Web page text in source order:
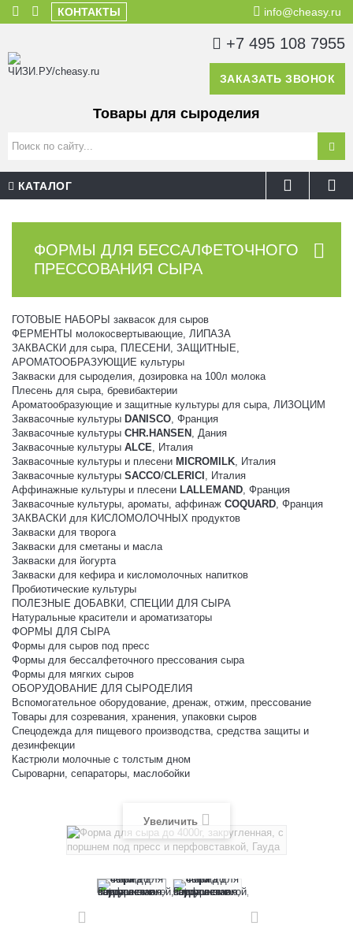
КОНТАКТЫ info@cheasy.ru
+7 495 108 7955
ЗАКАЗАТЬ ЗВОНОК
Товары для сыроделия
КАТАЛОГ
ФОРМЫ ДЛЯ БЕССАЛФЕТОЧНОГО
ПРЕССОВАНИЯ СЫРА
ГОТОВЫЕ НАБОРЫ заквасок для сыров
ФЕРМЕНТЫ молокосвертывающие, ЛИПАЗА
ЗАКВАСКИ для сыра, ПЛЕСЕНИ, ЗАЩИТНЫЕ,
АРОМАТООБРАЗУЮЩИЕ культуры
Закваски для сыроделия, дозировка на 100л молока
Плесень для сыра, бревибактерии
Ароматообразующие и защитные культуры для сыра, ЛИЗОЦИМ
Заквасочные культуры DANISCO, Франция
Заквасочные культуры CHR.HANSEN , Дания
Заквасочные культуры ALCE, Италия
Заквасочные культуры и плесени MICROMILK, Италия
Заквасочные культуры SACCO/CLERICI , Италия
Аффинажные культуры и плесени LALLEMAND, Франция
Заквасочные культуры, ароматы, аффинаж COQUARD, Франция
ЗАКВАСКИ для КИСЛОМОЛОЧНЫХ продуктов
Закваски для творога
Закваски для сметаны и масла
Закваски для йогурта
Закваски для кефира и кисломолочных напитков
Пробиотические культуры
ПОЛЕЗНЫЕ ДОБАВКИ, СПЕЦИИ ДЛЯ СЫРА
Натуральные красители и ароматизаторы
ФОРМЫ ДЛЯ СЫРА
Формы для сыров под пресс
Формы для бессалфеточного прессования сыра
Формы для мягких сыров
ОБОРУДОВАНИЕ ДЛЯ СЫРОДЕЛИЯ
Вспомогательное оборудование, дренаж, отжим, прессование
Товары для созревания, хранения, упаковки сыров
Спецодежда для пищевого производства, средства защиты и
дезинфекции
Кастрюли молочные с толстым дном
Сыроварни, сепараторы, маслобойки
Увеличить